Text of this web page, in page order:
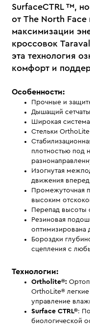
SurfaceCTRL ™️,
от The North Face
максимизации
кроссовок
эта технология
комфорт и
Особенности:
Прочные и
Дышащий
Широкая
Стельки
плотностью под
Изогнутая
движения вперед
Промежуточная
высоким
Перепад высоты
Резиновая
оптимизирована
Бороздки
сцепления с
Технологии:
Ortholite®:
OrthoLite®
управление
Surface CTRL®:
биологической